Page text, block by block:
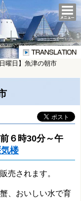
曜日】魚津の朝市
６時30分～午
楼
売されます。
、おいしい水で育